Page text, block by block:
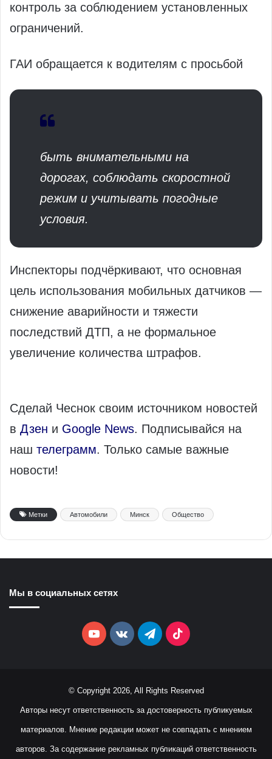
контроль за соблюдением установленных
ограничений.
ГАИ обращается к водителям с просьбой
быть внимательными на
дорогах, соблюдать скоростной
режим и учитывать погодные
условия.
Инспекторы подчёркивают, что основная
цель использования мобильных датчиков —
снижение аварийности и тяжести
последствий ДТП, а не формальное
увеличение количества штрафов.
Сделай Чеснок своим источником новостей
в Дзен и Google News. Подписывайся на
наш телеграмм. Только самые важные
новости!
Метки Автомобили Минск Общество
Мы в социальных сетях
YouTubevk.comTelegramTikTok
© Copyright 2026, All Rights Reserved
Авторы несут ответственность за достоверность публикуемых
материалов. Мнение редакции может не совпадать с мнением
авторов. За содержание рекламных публикаций ответственность